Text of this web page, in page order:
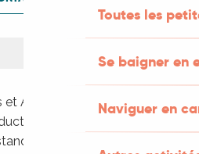
Toutes les
Se baigner en
Naviguer en
Artisanat de Tour-de-
artisans et
variés : plants,